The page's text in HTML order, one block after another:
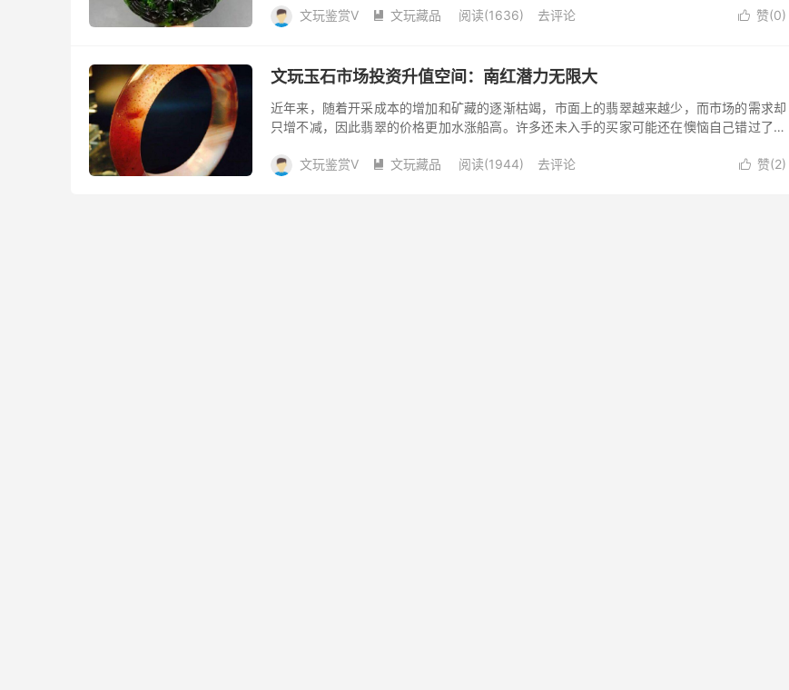
 赞(0)
文玩鉴赏V  文玩藏品 阅读(1636) 去评论
文玩玉石市场投资升值空间：南红潜力无限大
近年来，随着开采成本的增加和矿藏的逐渐枯竭，市面上的翡翠越来越少，而市场的需求却
只增不减，因此翡翠的价格更加水涨船高。许多还未入手的买家可能还在懊恼自己错过了翡
手...
 赞(2)
文玩鉴赏V  文玩藏品 阅读(1944) 去评论